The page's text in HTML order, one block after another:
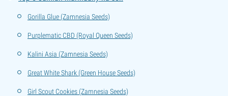
Gorilla Glue (Zamnesia Seeds)
Purplematic CBD (Royal Queen Seeds)
Kalini Asia (Zamnesia Seeds)
Great White Shark (Green House Seeds)
Girl Scout Cookies (Zamnesia Seeds)